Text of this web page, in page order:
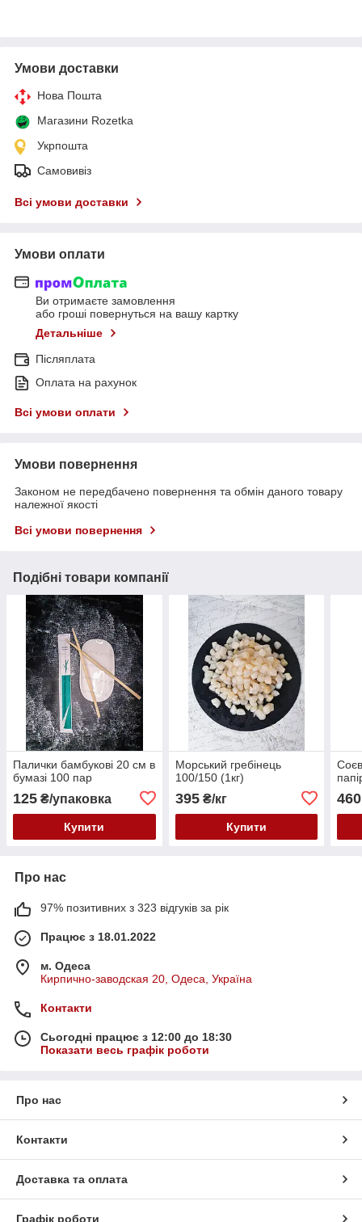
Умови доставки
Нова Пошта
Магазини Rozetka
Укрпошта
Самовивіз
Всі умови доставки
Умови оплати
Ви отримаєте замовлення
або гроші повернуться на вашу картку
Детальніше
Післяплата
Оплата на рахунок
Всі умови оплати
Умови повернення
Законом не передбачено повернення та обмін даного товару
належної якості
Всі умови повернення
Подібні товари компанії
Палички бамбукові 20 см в
бумазі 100 пар
125 ₴/упаковка
Купити
Морський гребінець
100/150 (1кг)
395₴/кг
Купити
460
Про нас
97% позитивних з 323 відгуків за рік
Працює з 18.01.2022
м. Одеса
Кирпично-заводская 20, Одеса, Україна
Контакти
Сьогодні працює з 12:00 до 18:30
Показати весь графік роботи
Про нас
Контакти
Доставка та оплата
Графік роботи